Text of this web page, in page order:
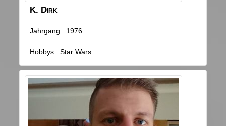
K. Dirk
Jahrgang : 1976
Hobbys : Star Wars